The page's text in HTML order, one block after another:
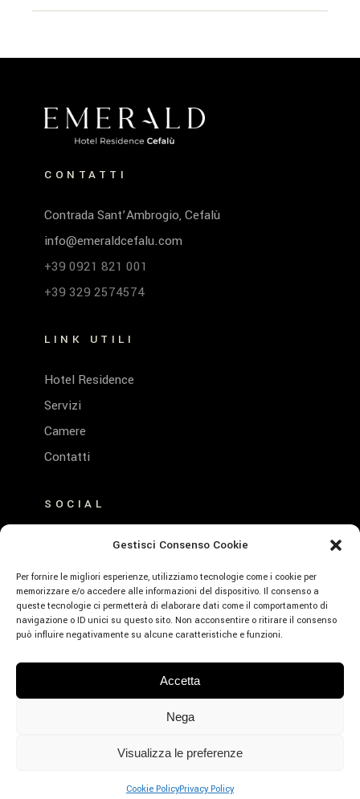
Gestisci Consenso Cookie
Per fornire le migliori esperienze, utilizziamo tecnologie come i cookie per
memorizzare e/o accedere alle informazioni del dispositivo. Il consenso a
queste tecnologie ci permetterà di elaborare dati come il comportamento di
navigazione o ID unici su questo sito. Non acconsentire o ritirare il consenso
può influire negativamente su alcune caratteristiche e funzioni.
Accetta
Nega
Visualizza le preferenze
Cookie PolicyPrivacy Policy
PRENOTA
CONTATTI
Contrada Sant’Ambrogio, Cefalù
info@emeraldcefalu.com
+39 0921 821 001
+39 329 2574574
LINK UTILI
Hotel Residence
Servizi
Camere
Contatti
SOCIAL
© Emerald Hotel Residence Cefalù – P.Iva:
CIN: IT082027A1K593RXJE – Designed by
Webvox.it